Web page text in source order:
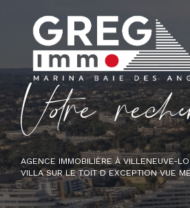
Vore rec
AGENCE IMMOBILIÈRE À VILLENEUVE-
VILLA SUR LE TOIT D EXCEPTION VUE